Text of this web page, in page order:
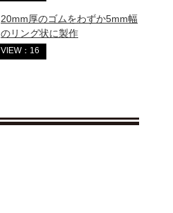
20mm厚のゴムをわずか5mm幅
のリング状に製作
VIEW：16